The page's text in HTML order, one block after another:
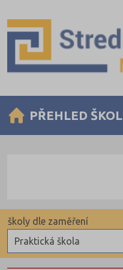
PŘEHLED ŠKOL
Praktická škola
školy dle zaměření